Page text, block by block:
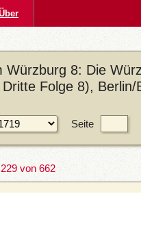
8: Die
Folge 8), Berlin/
Seite
von 662